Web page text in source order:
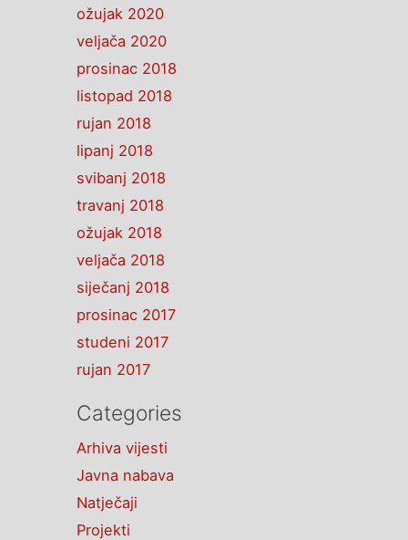
ožujak 2020
veljača 2020
prosinac 2018
listopad 2018
rujan 2018
lipanj 2018
svibanj 2018
travanj 2018
ožujak 2018
veljača 2018
siječanj 2018
prosinac 2017
studeni 2017
rujan 2017
Categories
Arhiva vijesti
Javna nabava
Natječaji
Projekti